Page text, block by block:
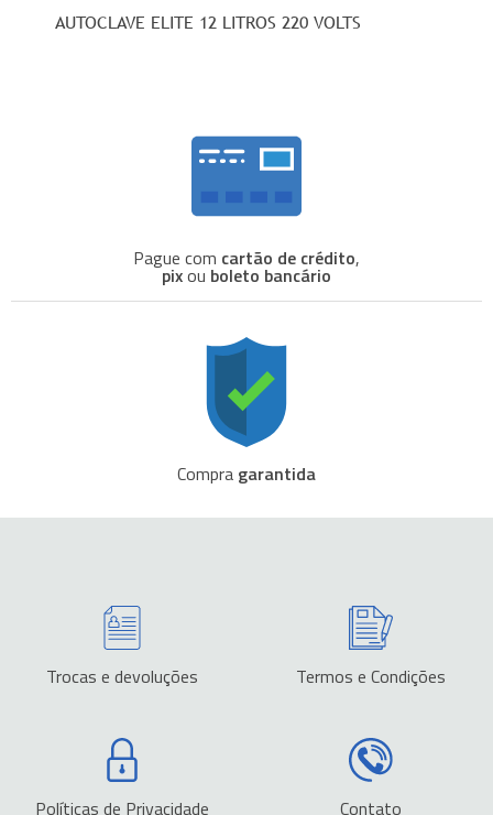
AUTOCLAVE ELITE 12 LITROS 220 VOLTS
Pague com cartão de crédito,
pixou boleto bancário
Compra garantida
Trocas e devoluções Termos e Condições
Políticas de Privacidade Contato